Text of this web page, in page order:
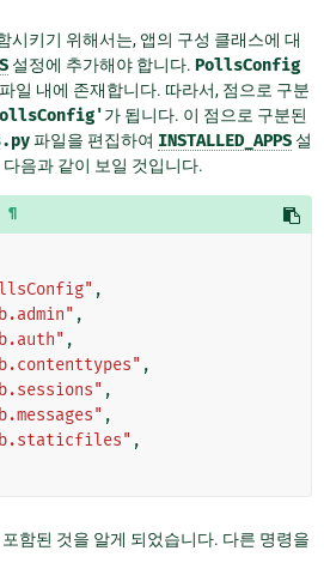
시키기 위해서는, 앱의 구성 클래스에 대
설정에 추가해야 합니다. PollsConfig
파일 내에 존재합니다. 따라서, 점으로 구분
가 됩니다. 이 점으로 구분된
파일을 편집하여 INSTALLED_APPS설
음과 같이 보일 것입니다.
¶
,
,
,
,
,
,
,
포함된 것을 알게 되었습니다. 다른 명령을